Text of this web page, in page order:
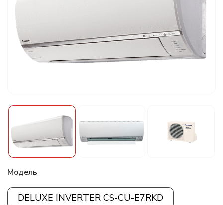
Модель
DELUXE INVERTER CS-CU-E7RKD